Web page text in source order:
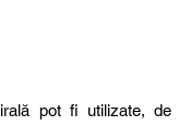
pot fi utilizate, de